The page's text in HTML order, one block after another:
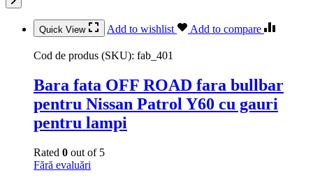
Quick View Add to wishlist Add to compare
Cod de produs (SKU): fab_401
Bara fata OFF ROAD fara bullbar
pentru Nissan Patrol Y60 cu gauri
pentru lampi
Rated 0 out of 5
Fără evaluări